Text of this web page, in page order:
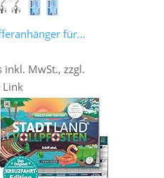
für...
inkl. MwSt., zzgl.